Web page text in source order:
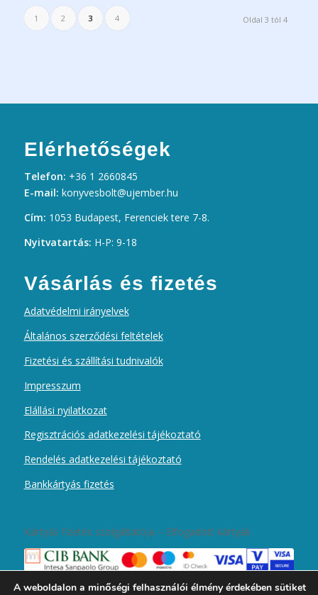
Oldal 3 tól 4
1 2 3 4
Elérhetőségek
Telefon: +36 1 2660845
E-mail: konyvesbolt@ujember.hu
Cím: 1053 Budapest, Ferenciek tere 7-8.
Nyitvatartás: H-P: 9-18
Vásárlás és fizetés
Adatvédelmi irányelvek
Általános szerződési feltételek
Fizetési és szállítási tudnivalók
Impresszum
Elállási nyilatkozat
Regisztrációs adatkezelési tájékoztató
Rendelés adatkezelési tájékoztató
Bankkártyás fizetés
Kártyás fizetés szolgáltatója – Elfogadott kártyák
A weboldalon a minőségi felhasználói élmény érdekében sütiket